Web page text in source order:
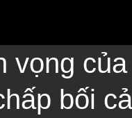
vọng
bối